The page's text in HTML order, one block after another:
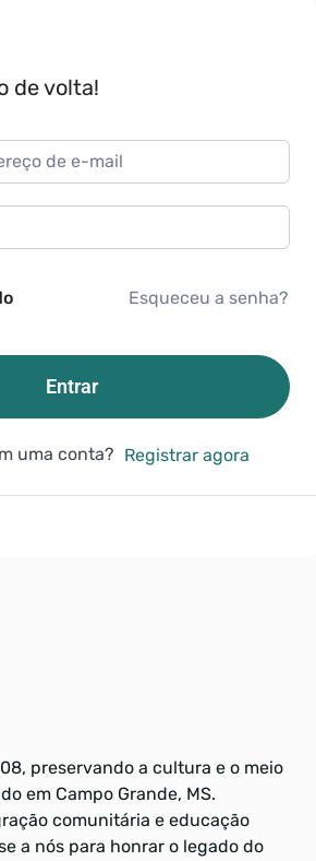
de volta!
Esqueceu a senha?
Entrar
uma conta? Registrar agora
preservando a cultura e o meio
em Campo Grande, MS.
comunitária e educação
a nós para honrar o legado do